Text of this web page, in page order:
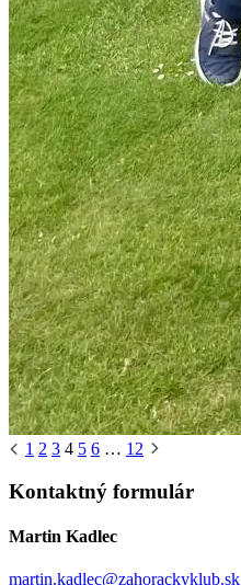
1 2 3 4 5 6 … 12
Kontaktný formulár
Martin Kadlec
martin.kadlec@zahorackyklub.sk